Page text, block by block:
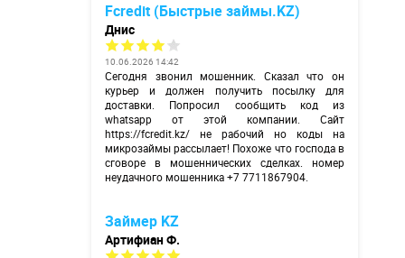
Fcredit (Быстрые займы.KZ)
Днис
10.06.2026 14:42
Сегодня звонил мошенник. Сказал что он
курьер и должен получить посылку для
доставки. Попросил сообщить код из
whatsapp от этой компании. Сайт
https://fcredit.kz/ не рабочий но коды на
микрозаймы рассылает! Похоже что господа в
сговоре в мошеннических сделках. номер
неудачного мошенника +7 7711867904.
Займер KZ
Артифиан Ф.